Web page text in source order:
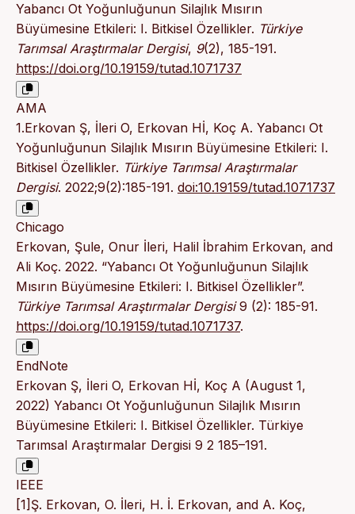
Yabancı Ot Yoğunluğunun Silajlık Mısırın
Büyümesine Etkileri: I. Bitkisel Özellikler. Türkiye
Tarımsal Araştırmalar Dergisi, 9(2), 185-191.
https://doi.org/10.19159/tutad.1071737
AMA
1.Erkovan Ş, İleri O, Erkovan Hİ, Koç A. Yabancı Ot
Yoğunluğunun Silajlık Mısırın Büyümesine Etkileri: I.
Bitkisel Özellikler. Türkiye Tarımsal Araştırmalar
Dergisi. 2022;9(2):185-191. doi:10.19159/tutad.1071737
Chicago
Erkovan, Şule, Onur İleri, Halil İbrahim Erkovan, and
Ali Koç. 2022. “Yabancı Ot Yoğunluğunun Silajlık
Mısırın Büyümesine Etkileri: I. Bitkisel Özellikler”.
Türkiye Tarımsal Araştırmalar Dergisi9 (2): 185-91.
https://doi.org/10.19159/tutad.1071737.
EndNote
Erkovan Ş, İleri O, Erkovan Hİ, Koç A (August 1,
2022) Yabancı Ot Yoğunluğunun Silajlık Mısırın
Büyümesine Etkileri: I. Bitkisel Özellikler. Türkiye
Tarımsal Araştırmalar Dergisi 9 2 185–191.
IEEE
[1]Ş. Erkovan, O. İleri, H. İ. Erkovan, and A. Koç,